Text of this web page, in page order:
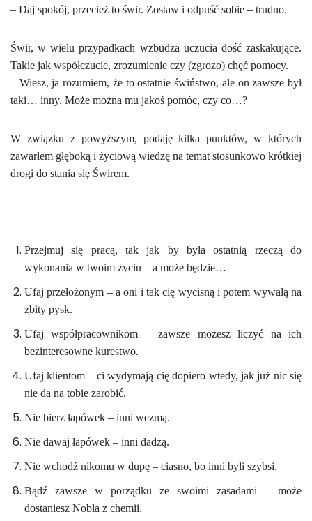
– Daj spokój, przecież to świr. Zostaw i odpuść sobie – trudno.
Świr, w wielu przypadkach wzbudza uczucia dość zaskakujące.
Takie jak współczucie, zrozumienie czy (zgrozo) chęć pomocy.
– Wiesz, ja rozumiem, że to ostatnie świństwo, ale on zawsze był
taki… inny. Może można mu jakoś pomóc, czy co…?
W związku z powyższym, podaję kilka punktów, w których
zawarłem głęboką i życiową wiedzę na temat stosunkowo krótkiej
drogi do stania się Świrem.
Przejmuj się pracą, tak jak by była ostatnią rzeczą do
wykonania w twoim życiu – a może będzie…
Ufaj przełożonym – a oni i tak cię wycisną i potem wywalą na
zbity pysk.
Ufaj współpracownikom – zawsze możesz liczyć na ich
bezinteresowne kurestwo.
Ufaj klientom – ci wydymają cię dopiero wtedy, jak już nic się
nie da na tobie zarobić.
Nie bierz łapówek – inni wezmą.
Nie dawaj łapówek – inni dadzą.
Nie wchodź nikomu w dupę – ciasno, bo inni byli szybsi.
Bądź zawsze w porządku ze swoimi zasadami – może
dostaniesz Nobla z chemii.